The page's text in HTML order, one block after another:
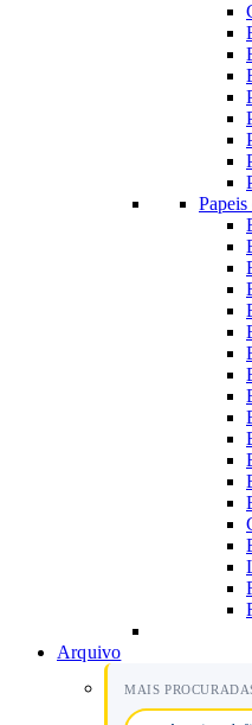
Papeis
Arquivo
MAIS